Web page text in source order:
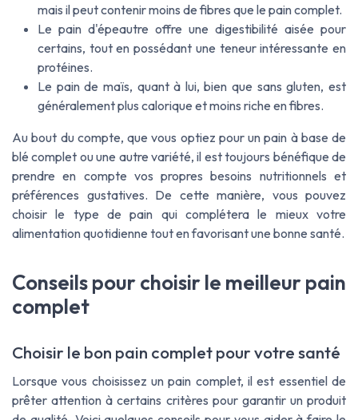
mais il peut contenir moins de fibres que le pain complet.
Le pain d'épeautre offre une digestibilité aisée pour
certains, tout en possédant une teneur intéressante en
protéines.
Le pain de maïs, quant à lui, bien que sans gluten, est
généralement plus calorique et moins riche en fibres.
Au bout du compte, que vous optiez pour un pain à base de
blé complet ou une autre variété, il est toujours bénéfique de
prendre en compte vos propres besoins nutritionnels et
préférences gustatives. De cette manière, vous pouvez
choisir le type de pain qui complétera le mieux votre
alimentation quotidienne tout en favorisant une bonne santé.
Conseils pour choisir le meilleur pain
complet
Choisir le bon pain complet pour votre santé
Lorsque vous choisissez un pain complet, il est essentiel de
prêter attention à certains critères pour garantir un produit